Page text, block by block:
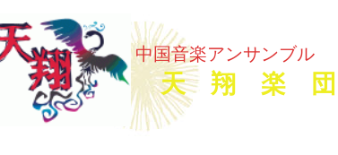
中国音楽アンサンブル
天 翔 楽 団